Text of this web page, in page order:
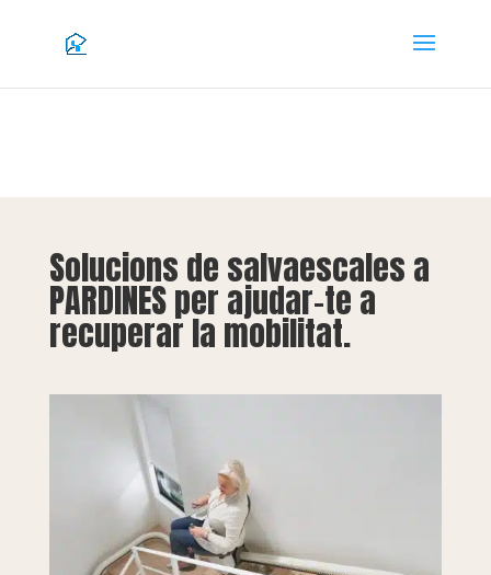
Solucions de salvaescales a
PARDINES per ajudar-te a
recuperar la mobilitat.